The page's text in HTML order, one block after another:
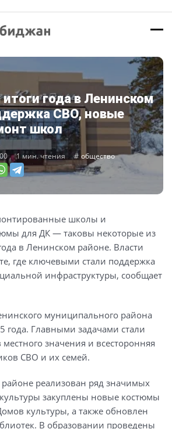
года в Ленинском
СВО, новые
школ
1 мин. чтения общество
школы и
для ДК — таковы некоторые из
в Ленинском районе. Власти
где ключевыми стали поддержка
инфраструктуры, сообщает
муниципального района
года. Главными задачами стали
значения и всесторонняя
СВО и их семей.
реализован ряд значимых
закуплены новые костюмы
культуры, а также обновлен
В образовании проведены